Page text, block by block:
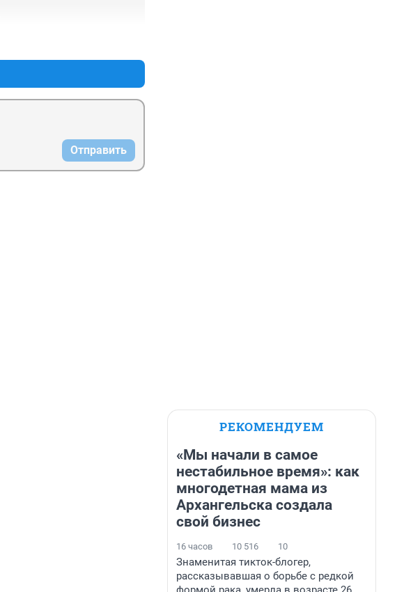
Отправить
РЕКОМЕНДУЕМ
«Мы начали в самое
нестабильное время»: как
многодетная мама из
Архангельска создала
свой бизнес
16 часов 10 516 10
Знаменитая тикток-блогер,
рассказывавшая о борьбе с редкой